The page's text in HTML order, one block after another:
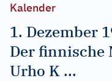
Kalender
1. Dezember
Der
Urho K ...